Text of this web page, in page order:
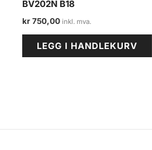
BV202N B18
kr750,00
LEGG I HANDLEKURV